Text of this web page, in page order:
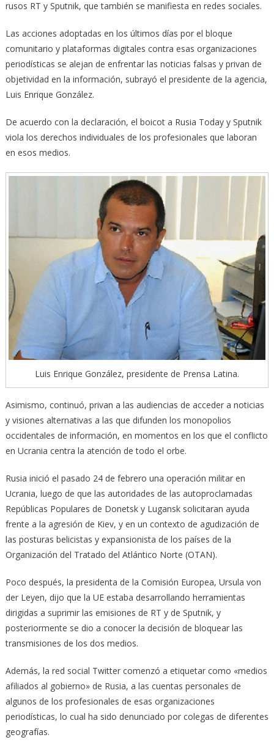
rusos RT y Sputnik, que también se manifiesta en redes sociales.
Las acciones adoptadas en los últimos días por el bloque
comunitario y plataformas digitales contra esas organizaciones
periodísticas se alejan de enfrentar las noticias falsas y privan de
objetividad en la información, subrayó el presidente de la agencia,
Luis Enrique González.
De acuerdo con la declaración, el boicot a Rusia Today y Sputnik
viola los derechos individuales de los profesionales que laboran
en esos medios.
Luis Enrique González, presidente de Prensa Latina.
Asimismo, continuó, privan a las audiencias de acceder a noticias
y visiones alternativas a las que difunden los monopolios
occidentales de información, en momentos en los que el conflicto
en Ucrania centra la atención de todo el orbe.
Rusia inició el pasado 24 de febrero una operación militar en
Ucrania, luego de que las autoridades de las autoproclamadas
Repúblicas Populares de Donetsk y Lugansk solicitaran ayuda
frente a la agresión de Kiev, y en un contexto de agudización de
las posturas belicistas y expansionista de los países de la
Organización del Tratado del Atlántico Norte (OTAN).
Poco después, la presidenta de la Comisión Europea, Ursula von
der Leyen, dijo que la UE estaba desarrollando herramientas
dirigidas a suprimir las emisiones de RT y de Sputnik, y
posteriormente se dio a conocer la decisión de bloquear las
transmisiones de los dos medios.
Además, la red social Twitter comenzó a etiquetar como «medios
afiliados al gobierno» de Rusia, a las cuentas personales de
algunos de los profesionales de esas organizaciones
periodísticas, lo cual ha sido denunciado por colegas de diferentes
geografías.